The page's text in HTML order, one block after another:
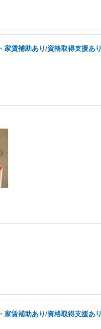
賃補助あり/資格取得支援あり
賃補助あり/資格取得支援あり